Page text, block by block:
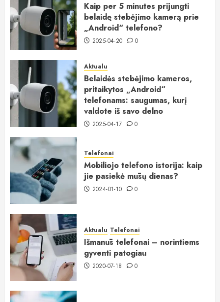
Kaip per 5 minutes prijungti
belaidę stebėjimo kamerą prie
„Android“ telefono?
2025-04-20 0
Aktualu
Belaidės stebėjimo kameros,
pritaikytos „Android“
telefonams: saugumas, kurį
valdote iš savo delno
2025-04-17 0
Telefonai
Mobiliojo telefono istorija: kaip
jie pasiekė mūsų dienas?
2024-01-10 0
Aktualu Telefonai
Išmanūs telefonai – norintiems
gyventi patogiau
2020-07-18 0